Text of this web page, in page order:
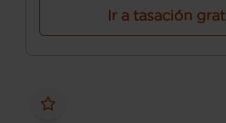
Ir a tasación